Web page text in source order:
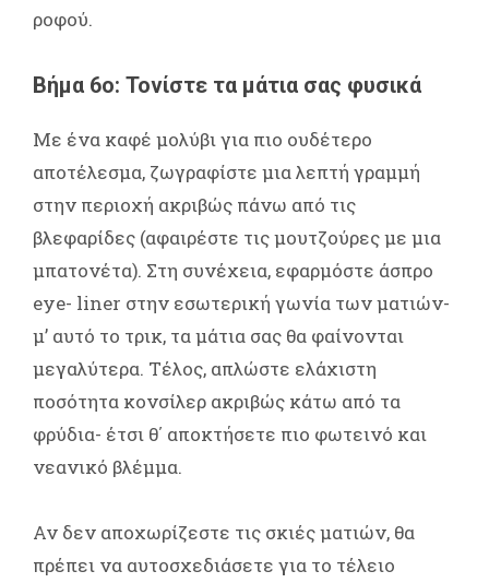
ροφού.
Βήμα 6ο: Τονίστε τα μάτια σας φυσικά
Με ένα καφέ μολύβι για πιο ουδέτερο
αποτέλεσμα, ζωγραφίστε μια λεπτή γραμμή
στην περιοχή ακριβώς πάνω από τις
βλεφαρίδες (αφαιρέστε τις μουτζούρες με μια
μπατονέτα). Στη συνέχεια, εφαρμόστε άσπρο
eye- liner στην εσωτερική γωνία των ματιών-
μ’ αυτό το τρικ, τα μάτια σας θα φαίνονται
μεγαλύτερα. Τέλος, απλώστε ελάχιστη
ποσότητα κονσίλερ ακριβώς κάτω από τα
φρύδια- έτσι θ΄ αποκτήσετε πιο φωτεινό και
νεανικό βλέμμα.
Αν δεν αποχωρίζεστε τις σκιές ματιών, θα
πρέπει να αυτοσχεδιάσετε για το τέλειο